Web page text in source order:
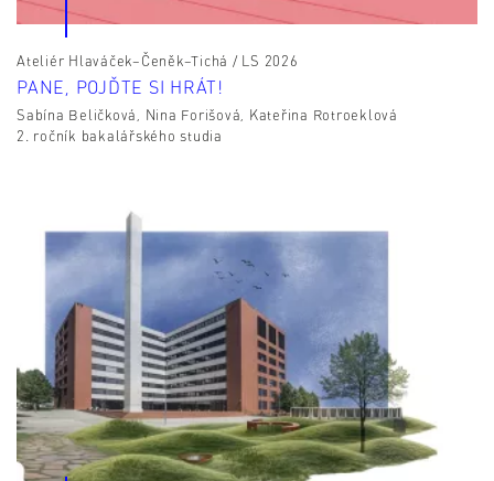
Ateliér Hlaváček–Čeněk–Tichá / LS 2026
PANE, POJĎTE SI HRÁT!
Sabína Beličková, Nina Forišová, Kateřina Rotroeklová
2. ročník bakalářského studia